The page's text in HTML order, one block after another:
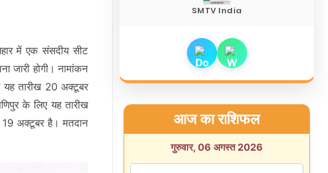
में एक संसदीय सीट
जारी होगी। नामांकन
यह तारीख 20 अक्टूबर
के लिए यह तारीख
19 अक्टूबर है। मतदान
SMTV India
आज का राशिफल
गुरुवार, 06 अगस्त 2026